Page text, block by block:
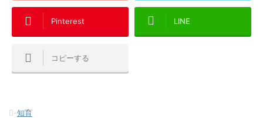
Pinterest LINE
コピーする
-知育